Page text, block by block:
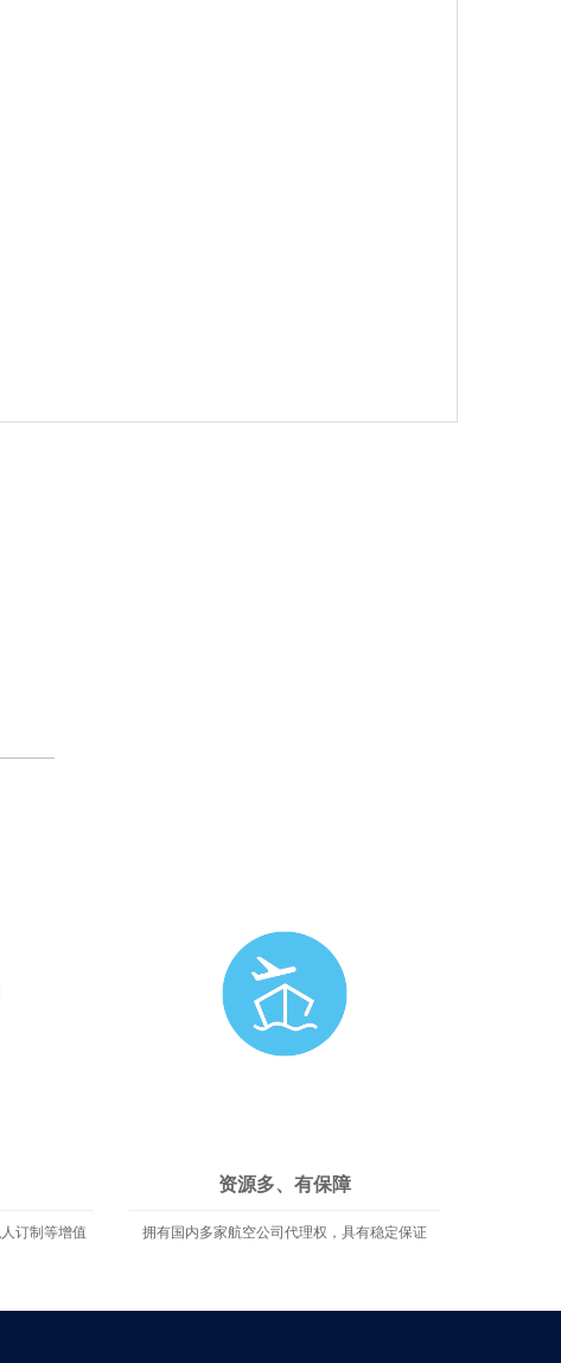
订制等增值
资源多、有保障
拥有国内多家航空公司代理权，具有稳定保证